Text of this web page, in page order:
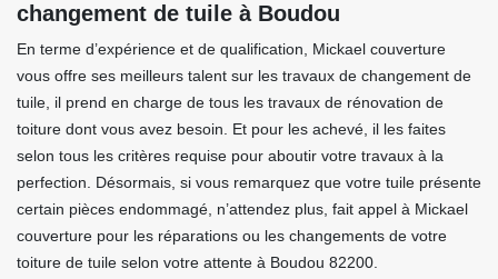
changement de tuile à Boudou
En terme d’expérience et de qualification, Mickael couverture
vous offre ses meilleurs talent sur les travaux de changement de
tuile, il prend en charge de tous les travaux de rénovation de
toiture dont vous avez besoin. Et pour les achevé, il les faites
selon tous les critères requise pour aboutir votre travaux à la
perfection. Désormais, si vous remarquez que votre tuile présente
certain pièces endommagé, n’attendez plus, fait appel à Mickael
couverture pour les réparations ou les changements de votre
toiture de tuile selon votre attente à Boudou 82200.